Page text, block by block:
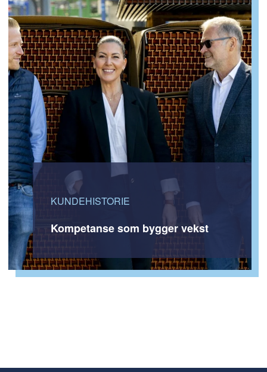
KUNDEHISTORIE
Kompetanse som bygger vekst